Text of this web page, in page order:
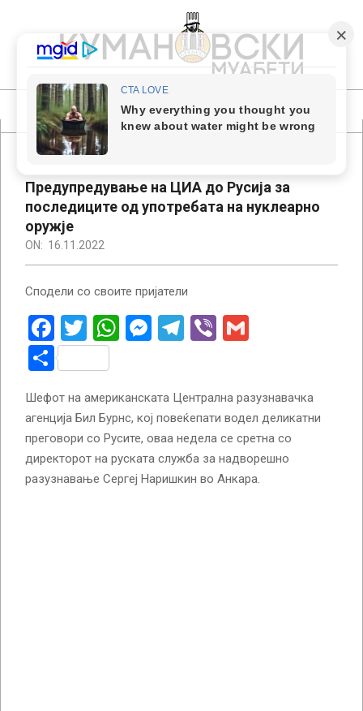
content
КУМАНОВСКИ
МУАБЕТИ
Primary
Navigation
Предупредување на ЦИА до Русија за
последиците од употребата на нуклеарно
оружје
ON: 16.11.2022
Сподели со своите пријатели
Facebook
Twitter
WhatsApp
Messenger
Telegram
Viber
Share
Шефот на американската Централна разузнавачка
агенција Бил Бурнс, кој повеќепати водел деликатни
преговори со Русите, оваа недела се сретна со
директорот на руската служба за надворешно
разузнавање Сергеј Наришкин во Анкара.